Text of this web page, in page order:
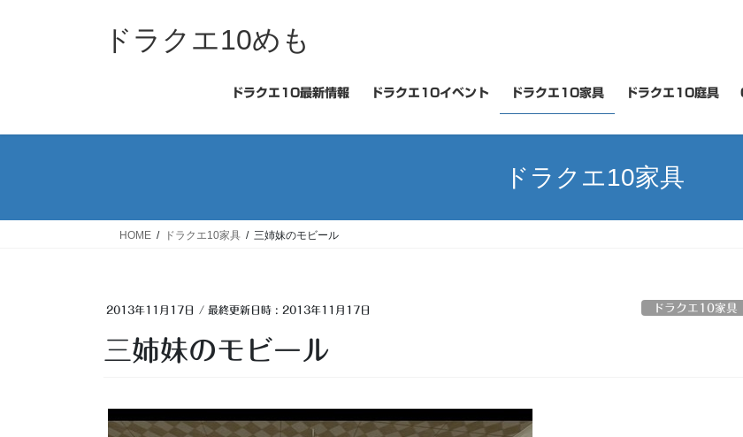
ス
ン
ドラクエ10めも
ドラクエ10最新情報 ドラクエ10イベント ドラクエ10家具 ドラクエ10庭具
ドラクエ10家具
HOME ドラクエ10家具 三姉妹のモビール
2013年11月17日 / 最終更新日時 : 2013年11月17日 ドラクエ10家具
三姉妹のモビール